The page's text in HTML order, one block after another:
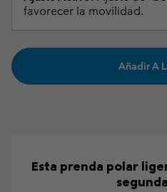
favorecer la movilidad.
Añadir A
Esta prenda polar